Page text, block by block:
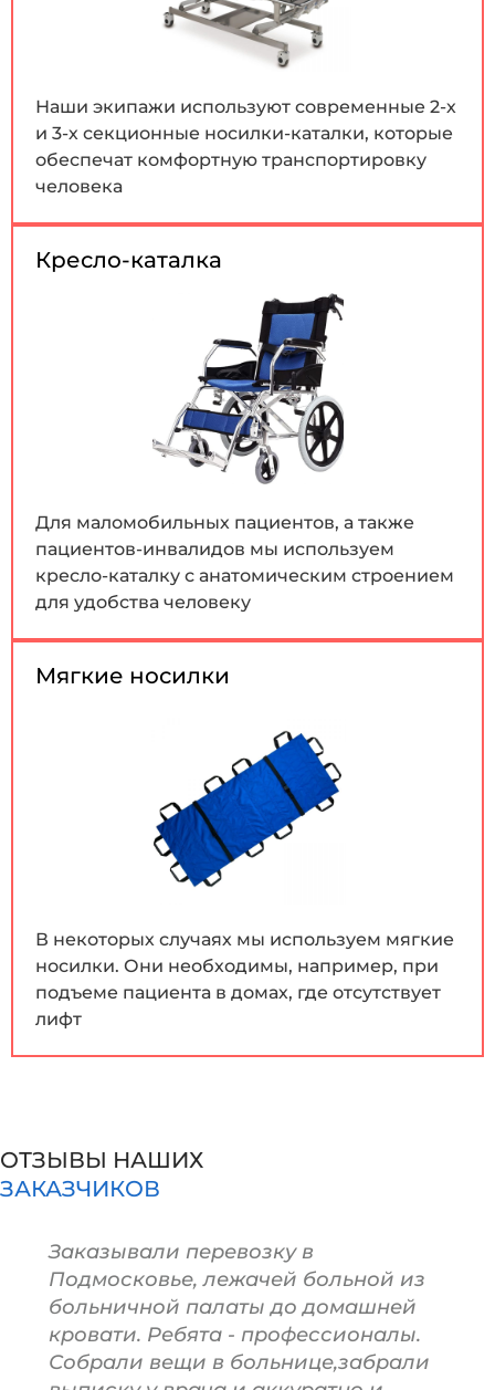
Наши экипажи используют современные 2-х
и 3-х секционные носилки-каталки, которые
обеспечат комфортную транспортировку
человека
Кресло-каталка
Для маломобильных пациентов, а также
пациентов-инвалидов мы используем
кресло-каталку с анатомическим строением
для удобства человеку
Мягкие носилки
В некоторых случаях мы используем мягкие
носилки. Они необходимы, например, при
подъеме пациента в домах, где отсутствует
лифт
ОТЗЫВЫ НАШИХ
ЗАКАЗЧИКОВ
Заказывали перевозку в
Подмосковье, лежачей больной из
больничной палаты до домашней
кровати. Ребята - профессионалы.
Собрали вещи в больнице,забрали